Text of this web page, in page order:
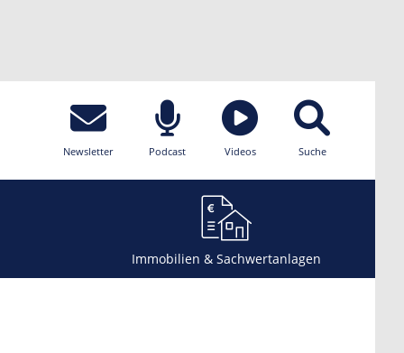
Newsletter Podcast Videos Suche
Immobilien & Sachwertanlagen